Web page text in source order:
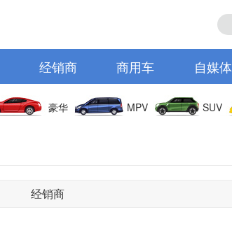
经销商 商用车 自媒体
豪华 MPV SUV
经销商